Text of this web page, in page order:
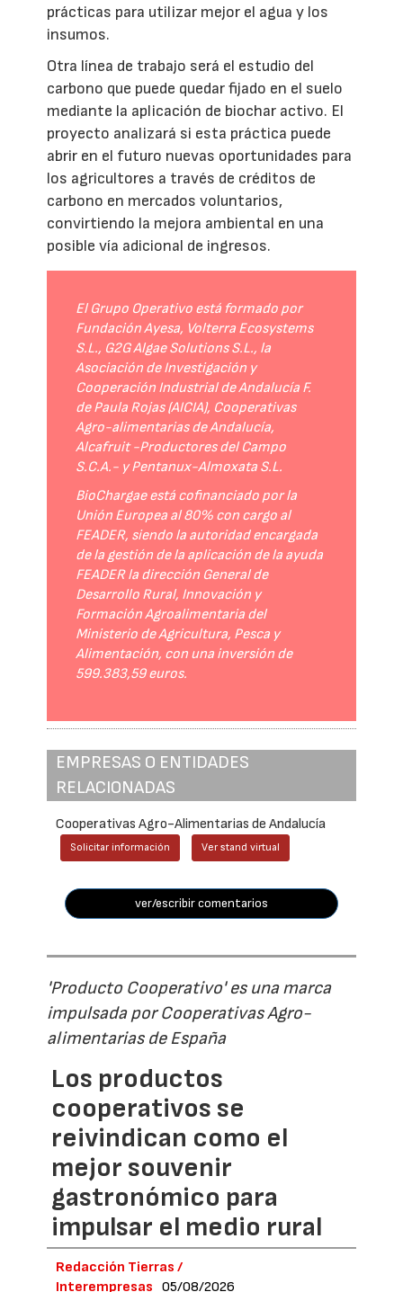
prácticas para utilizar mejor el agua y los
insumos.
Otra línea de trabajo será el estudio del
carbono que puede quedar fijado en el suelo
mediante la aplicación de biochar activo. El
proyecto analizará si esta práctica puede
abrir en el futuro nuevas oportunidades para
los agricultores a través de créditos de
carbono en mercados voluntarios,
convirtiendo la mejora ambiental en una
posible vía adicional de ingresos.
El Grupo Operativo está formado por
Fundación Ayesa, Volterra Ecosystems
S.L., G2G Algae Solutions S.L., la
Asociación de Investigación y
Cooperación Industrial de Andalucía F.
de Paula Rojas (AICIA), Cooperativas
Agro-alimentarias de Andalucía,
Alcafruit -Productores del Campo
S.C.A.- y Pentanux-Almoxata S.L.
BioChargae está cofinanciado por la
Unión Europea al 80% con cargo al
FEADER, siendo la autoridad encargada
de la gestión de la aplicación de la ayuda
FEADER la dirección General de
Desarrollo Rural, Innovación y
Formación Agroalimentaria del
Ministerio de Agricultura, Pesca y
Alimentación, con una inversión de
599.383,59 euros.
EMPRESAS O ENTIDADES
RELACIONADAS
Cooperativas Agro-Alimentarias de Andalucía
Solicitar información Ver stand virtual
ver/escribir comentarios
'Producto Cooperativo' es una marca
impulsada por Cooperativas Agro-
alimentarias de España
Los productos
cooperativos se
reivindican como el
mejor souvenir
gastronómico para
impulsar el medio rural
Redacción Tierras /
Interempresas
05/08/2026